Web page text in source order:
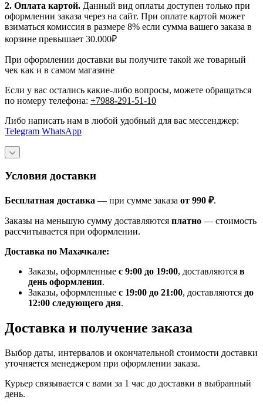
2. Оплата картой. Данный вид оплаты доступен только при
оформлении заказа через на сайт. При оплате картой может
взиматься комиссия в размере 8% если сумма вашего заказа в
корзине превышает 30.000₽
При оформлении доставки вы получите такой же товарный
чек как и в самом магазине
Если у вас остались какие-либо вопросы, можете обращаться
по номеру телефона: +7988-291-51-10
Либо написать нам в любой удобный для вас мессенджер:
Telegram WhatsApp
Условия доставки
Бесплатная доставка — при сумме заказа от 990 ₽.
Заказы на меньшую сумму доставляются платно — стоимость
рассчитывается при оформлении.
Доставка по Махачкале:
Заказы, оформленные с 9:00 до 19:00, доставляются в
день оформления.
Заказы, оформленные с 19:00 до 21:00, доставляются до
12:00 следующего дня.
Доставка и получение заказа
Выбор даты, интервалов и окончательной стоимости доставки
уточняется менеджером при оформлении заказа.
Курьер связывается с вами за 1 час до доставки в выбранный
день.